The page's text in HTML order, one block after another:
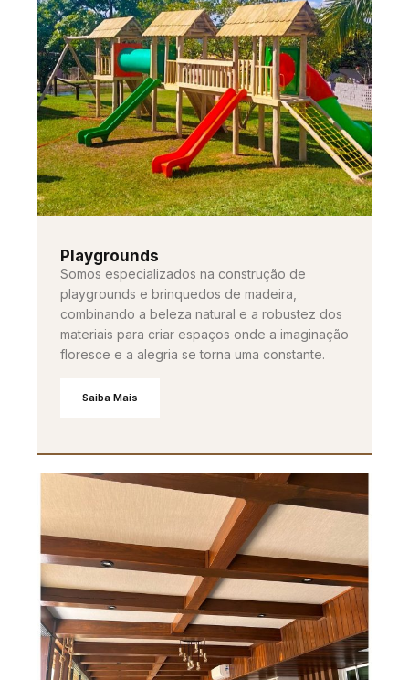
Playgrounds
Somos especializados na construção de
playgrounds e brinquedos de madeira,
combinando a beleza natural e a robustez dos
materiais para criar espaços onde a imaginação
floresce e a alegria se torna uma constante.
Saiba Mais